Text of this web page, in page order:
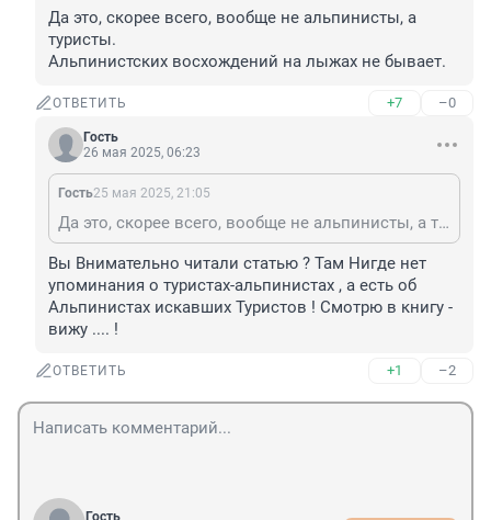
Да это, скорее всего, вообще не альпинисты, а
туристы.
Альпинистских восхождений на лыжах не бывает.
ОТВЕТИТЬ +7 –0
Гость
26 мая 2025, 06:23
Гость25 мая 2025, 21:05
Да это, скорее всего, вообще не альпинисты, а туристы. Альпинистских восхождений на лыжах не бывает.
Вы Внимательно читали статью ? Там Нигде нет
упоминания о туристах-альпинистах , а есть об
Альпинистах искавших Туристов ! Смотрю в книгу -
вижу .... !
ОТВЕТИТЬ +1 –2
Гость